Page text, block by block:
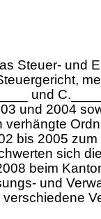
Steuer- und
und
und 2004
verhängte
bis 2005
sich
beim
und